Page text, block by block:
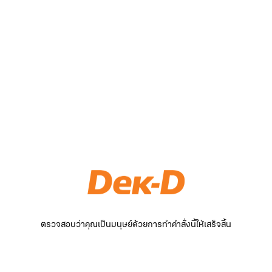
ตรวจสอบว่าคุณเป็นมนุษย์ด้วยการทำคำสั่งนี้ให้เสร็จสิ้น